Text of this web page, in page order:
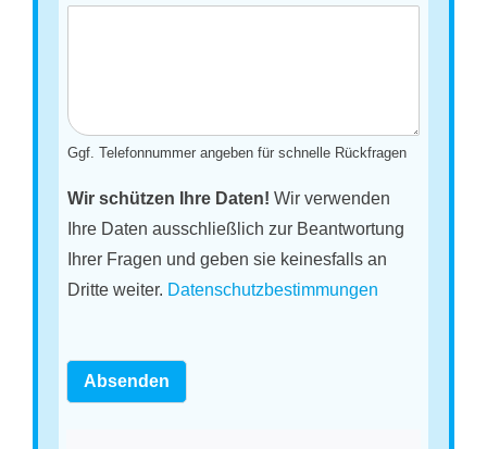
Ggf. Telefonnummer angeben für schnelle Rückfragen
Wir schützen Ihre Daten! Wir verwenden
Ihre Daten ausschließlich zur Beantwortung
Ihrer Fragen und geben sie keinesfalls an
Dritte weiter. Datenschutzbestimmungen
Absenden